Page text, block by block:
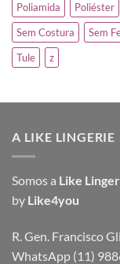
Poliamida
Poliéster
Sem Costura
Sem
Tule
z
A LIKE LINGERIE
Somos a Like
by Like4you
R. Gen. Francisco
WhatsApp (11)